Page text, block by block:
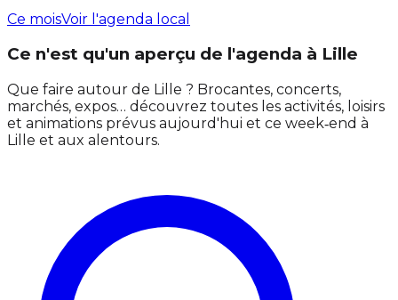
Ce moisVoir l'agenda local
Ce n'est qu'un aperçu de l'agenda à Lille
Que faire autour de Lille ? Brocantes, concerts,
marchés, expos… découvrez toutes les activités, loisirs
et animations prévus aujourd'hui et ce week‑end à
Lille et aux alentours.